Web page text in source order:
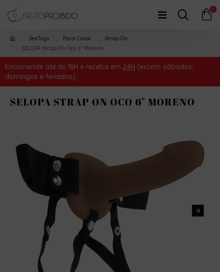
0
SexToys Para Casal
Strap On
SELOPA Strap On Oco 6" Moreno
Encomende até ás 16H e receba em 24H (exceto sábados,
domingos e feriados)
SELOPA STRAP ON OCO 6" MORENO